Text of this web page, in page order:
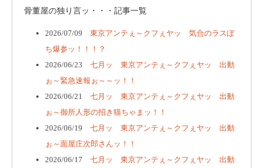
骨董屋の独り言ッ・・・記事一覧
2026/07/09 東京アンテぇ～クフぇヤッ 気合のラスぽ
ち爆参ッ！！！？
2026/06/23 七月ッ 東京アンテぇ～クフぇヤッ 出動
ぉ～緊急速報ぉ～～ッ！！
2026/06/21 七月ッ 東京アンテぇ～クフぇヤッ 出動
ぉ～御所人形の招き猫ちゃまッ！！
2026/06/19 七月ッ 東京アンテぇ～クフぇヤッ 出動
ぉ～面屋庄次郎さんッ！！
2026/06/17 七月ッ 東京アンテぇ～クフぇヤッ 出動